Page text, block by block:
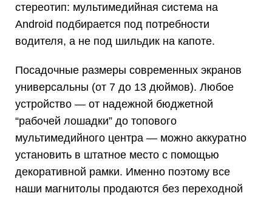
стереотип: мультимедийная система на
Android подбирается под потребности
водителя, а не под шильдик на капоте.
Посадочные размеры современных экранов
универсальны (от 7 до 13 дюймов). Любое
устройство — от надежной бюджетной
“рабочей лошадки” до топового
мультимедийного центра — можно аккуратно
установить в штатное место с помощью
декоративной рамки. Именно поэтому все
наши магнитолы продаются без переходной